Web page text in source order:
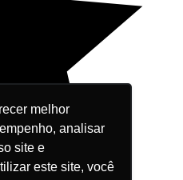
melhor
analisar
site e
este site, você